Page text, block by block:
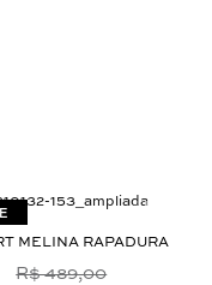
MELINA RAPADURA
R$ 489,00